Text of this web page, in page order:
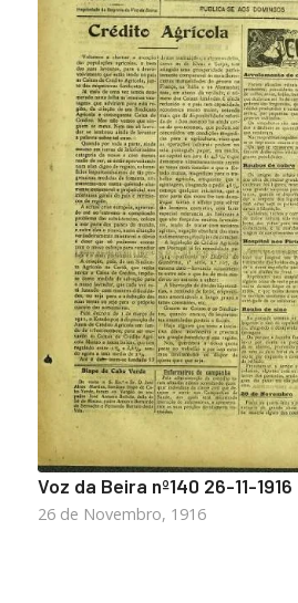
Voz da Beira nº140 26-11-1916
26 de Novembro, 1916